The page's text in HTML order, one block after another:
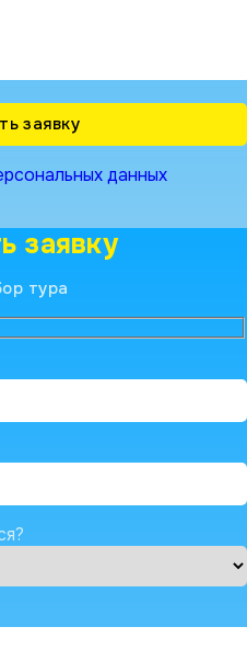
данных
заявку
тура